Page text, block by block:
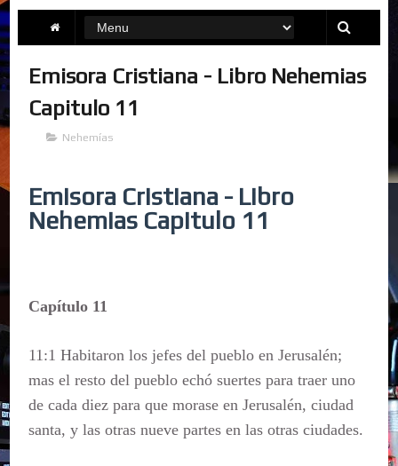
Emisora Cristiana - Libro Nehemias
Capitulo 11
Nehemías
Emisora Cristiana - Libro
Nehemias Capitulo 11
Capítulo 11
11:1 Habitaron los jefes del pueblo en Jerusalén;
mas el resto del pueblo echó suertes para traer uno
de cada diez para que morase en Jerusalén, ciudad
santa, y las otras nueve partes en las otras ciudades.